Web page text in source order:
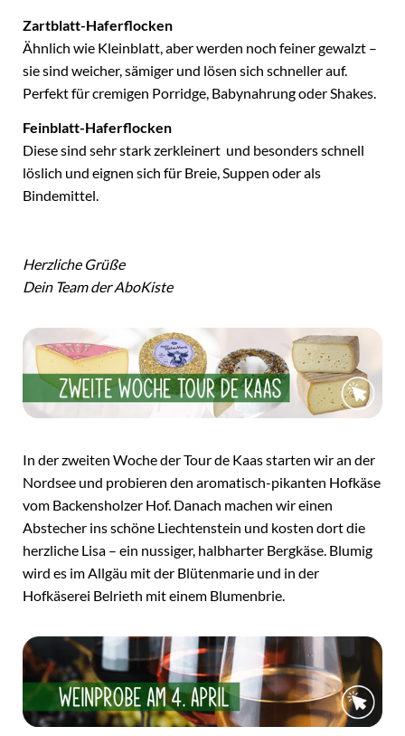
Zartblatt-Haferflocken
Ähnlich wie Kleinblatt, aber werden noch feiner gewalzt –
sie sind weicher, sämiger und lösen sich schneller auf.
Perfekt für cremigen Porridge, Babynahrung oder Shakes.
Feinblatt-Haferflocken
Diese sind sehr stark zerkleinert und besonders schnell
löslich und eignen sich für Breie, Suppen oder als
Bindemittel.
Herzliche Grüße
Dein Team der AboKiste
In der zweiten Woche der Tour de Kaas starten wir an der
Nordsee und probieren den aromatisch-pikanten Hofkäse
vom Backensholzer Hof. Danach machen wir einen
Abstecher ins schöne Liechtenstein und kosten dort die
herzliche Lisa – ein nussiger, halbharter Bergkäse. Blumig
wird es im Allgäu mit der Blütenmarie und in der
Hofkäserei Belrieth mit einem Blumenbrie.